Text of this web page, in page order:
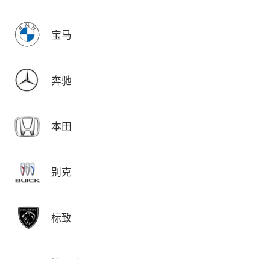
宝马
奔驰
本田
别克
标致